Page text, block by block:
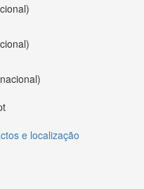
e localização